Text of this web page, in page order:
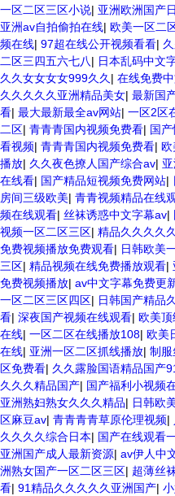
一区二区三区小说| 亚洲欧洲国产
亚洲av自拍偷拍在线| 欧美一区二
频在线| 97超在线公开视频看看|
二区三四五六七八| 日本乱码中文
久久女女女女999久久 | 在线免费
久久久久久亚洲精品美女| 最新国
看| 最大最新最全av网站| 一区2区
二区| 青青青国内视频免费看| 国
看视频| 青青青国内视频免费看| 欧
播放| 久久夜色撩人国产综合av|
在线看| 国产精品短视频免费网站|
房间三级欧美| 青青视频精品在线
频在线观看| 丝袜诱惑中文字幕av|
视频一区二区三区| 精品久久久久
免费视频播放免费观看| 日韩欧美
三区| 精品视频在线免费播放观看|
免费视频播放| av中文字幕免费更
一区二区三区四区| 日韩国产精品
看| 深夜国产视频在线观看| 欧美
在线| 一区二区在线播放108| 欧美
在线| 亚洲一区二区抓线播放| 制服
区免费看| 久久露脸国语精品国产
久久久精品国产| 国产福利小视频
亚洲熟妇熟女久久久精品| 日韩欧
区麻豆av| 青青青青草原伦理视频|
久久久久综合日本| 国产在线观看
亚洲国产成人最新资源| av伊人中
洲熟女国产一区二区三区| 超薄丝
看| 91精品久久久久久亚洲国产|